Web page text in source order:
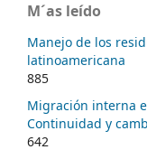
M´as leído
Manejo de los
latinoamericana
885
Migración interna
Continuidad y
642